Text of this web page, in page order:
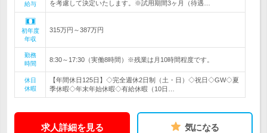
給与
を考慮して決定いたします。※試用期間3ヶ月（待遇…
初年度
年収
315万円～387万円
勤務
時間
8:30～17:30（実働8時間）※残業は月10時間程度です。
休日
休暇
【年間休日125日】◇完全週休2日制（土・日）◇祝日◇GW◇夏
季休暇◇年末年始休暇◇有給休暇（10日…
求人詳細を見る 気になる